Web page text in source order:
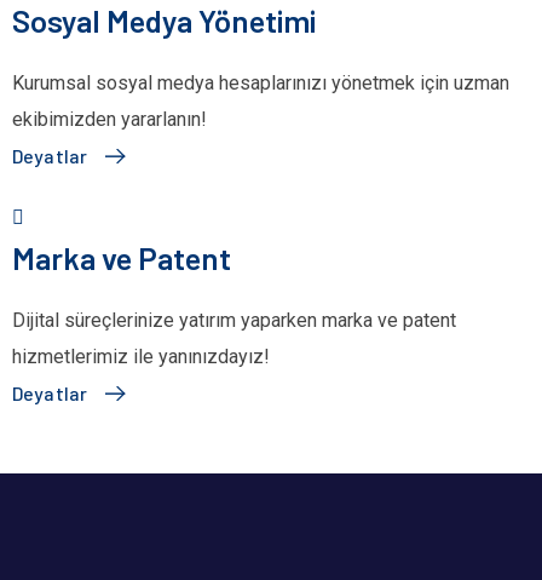
Sosyal Medya Yönetimi
Kurumsal sosyal medya hesaplarınızı yönetmek için uzman
ekibimizden yararlanın!
Deyatlar
Marka ve Patent
Dijital süreçlerinize yatırım yaparken marka ve patent
hizmetlerimiz ile yanınızdayız!
Deyatlar